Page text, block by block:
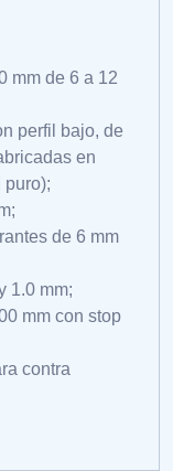
mm de 6 a 12
perfil bajo, de
en
puro);
de 6 mm
1.0 mm;
mm con stop
contra